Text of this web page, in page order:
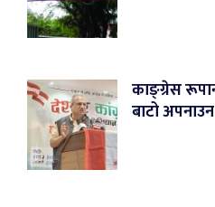
काङ्ग्रेस
बाटो